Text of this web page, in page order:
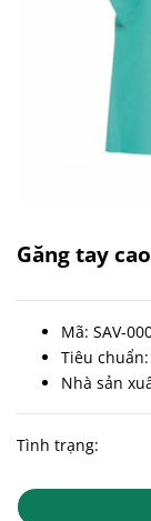
Găng tay
Mã: SAV-
Tiêu chuẩn:
Nhà sản
Tình trạng: